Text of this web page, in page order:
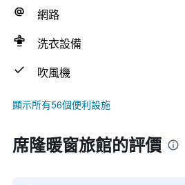
網路
洗衣設備
吹風機
顯示所有56個便利設施
席隆暖窗旅館的評價